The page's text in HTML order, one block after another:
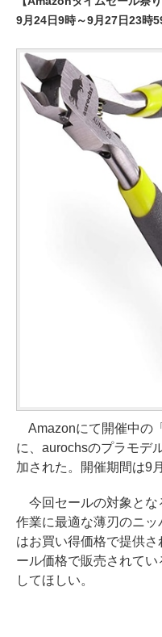
9月24日9時～9月27日23時
Amazonにて開催中の
に、aurochsのプラモデ
加された。開催期間は9
今回セールの対象とな
作業に最適な薄刃のニ
はお買い得価格で提供
ール価格で販売されて
してほしい。